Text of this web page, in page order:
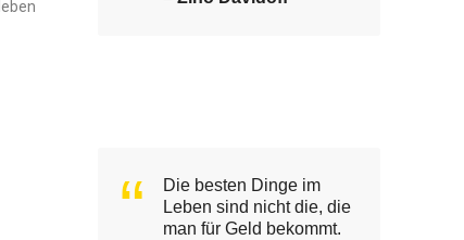
Die besten Dinge im
Leben sind nicht die, die
man für Geld bekommt.